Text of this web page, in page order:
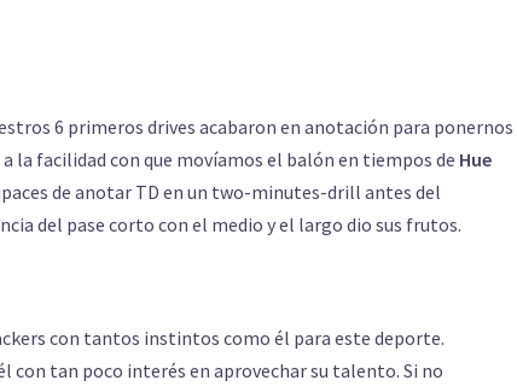
6 primeros drives acabaron en anotación para ponernos
la facilidad con que movíamos el balón en tiempos de Hue
de anotar TD en un two-minutes-drill antes del
del pase corto con el medio y el largo dio sus frutos.
con tantos instintos como él para este deporte.
con tan poco interés en aprovechar su talento. Si no